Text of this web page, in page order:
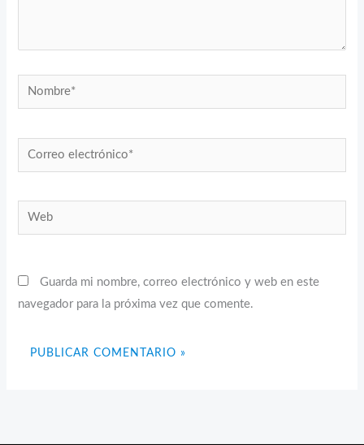
Nombre*
Correo
electrónico*
Web
Guarda mi nombre, correo electrónico y web en este
navegador para la próxima vez que comente.